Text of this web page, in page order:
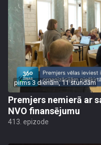
pirms 3 dienām, 11 stundām
Premjers nemierā ar
NVO finansējumu
413. epizode